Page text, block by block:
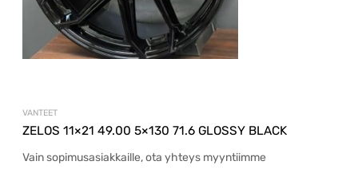
VANTEET
ZELOS 11×21 49.00 5×130 71.6 GLOSSY BLACK
Vain sopimusasiakkaille, ota yhteys myyntiimme